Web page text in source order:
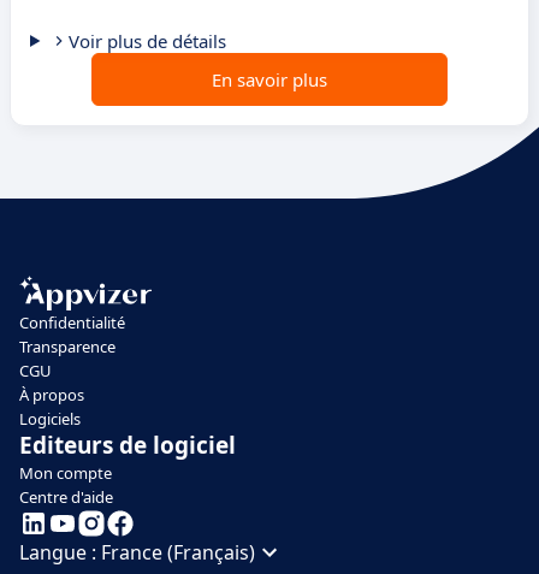
Voir plus de détails
En savoir plus
Confidentialité
Transparence
CGU
À propos
Logiciels
Editeurs de logiciel
Mon compte
Centre d'aide
Langue : France (Français)